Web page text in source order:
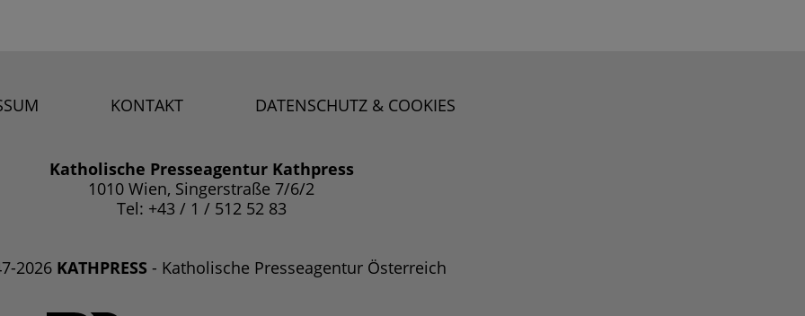
KONTAKT DATENSCHUTZ & COOKIES
Katholische Presseagentur Kathpress
1010 Wien, Singerstraße 7/6/2
Tel: +43 / 1 / 512 52 83
2026 KATHPRESS - Katholische Presseagentur Österreich